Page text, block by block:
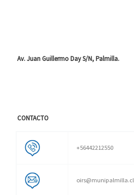
Av. Juan Guillermo Day S/N, Palmilla.
CONTACTO
+56442212550
oirs@munipalmilla.cl